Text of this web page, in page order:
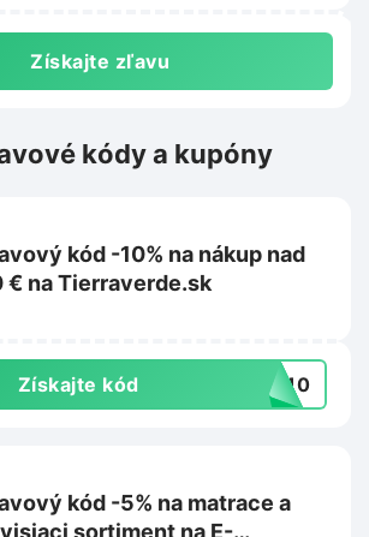
Získajte zľavu
kódy a kupóny
kód -10% na nákup nad
€ na Tierraverde.sk
Získajte kód IL10
kód -5% na matrace a
sortiment na E-